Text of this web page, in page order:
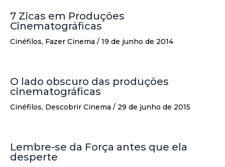
7 Zicas em Produções
Cinematográficas
Cinéfilos, Fazer Cinema / 19 de junho de 2014
O lado obscuro das produções
cinematográficas
Cinéfilos, Descobrir Cinema / 29 de junho de 2015
Lembre-se da Força antes que ela
desperte